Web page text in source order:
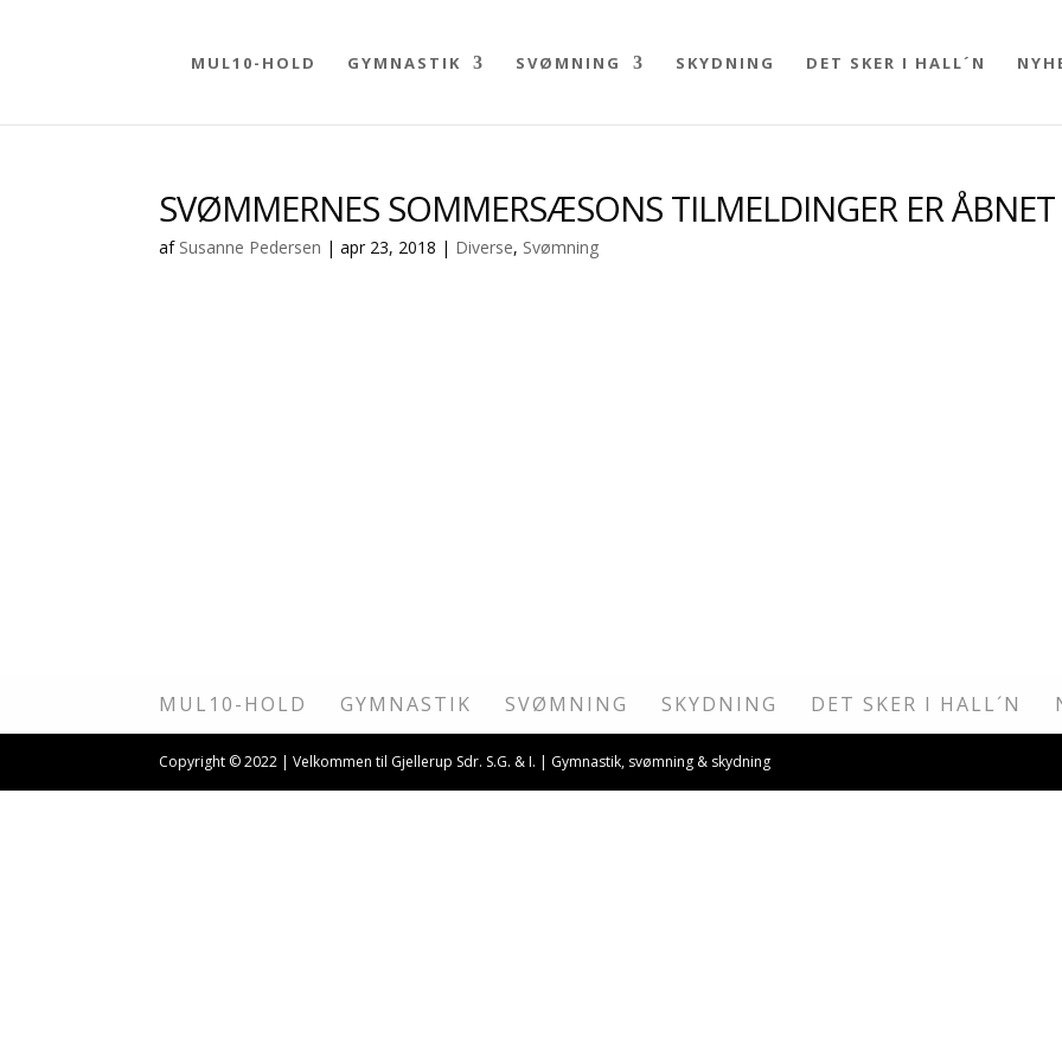
MUL10-HOLD GYMNASTIK SVØMNING SKYDNING DET SKER I HALL´N
SVØMMERNES SOMMERSÆSONS TILMELDINGER ER ÅBNET
af Susanne Pedersen |apr 23, 2018 | Diverse, Svømning
MUL10-HOLD GYMNASTIK SVØMNING SKYDNING DET SKER I HALL´N
Copyright © 2022 | Velkommen til Gjellerup Sdr. S.G. & I. | Gymnastik, svømning & skydning